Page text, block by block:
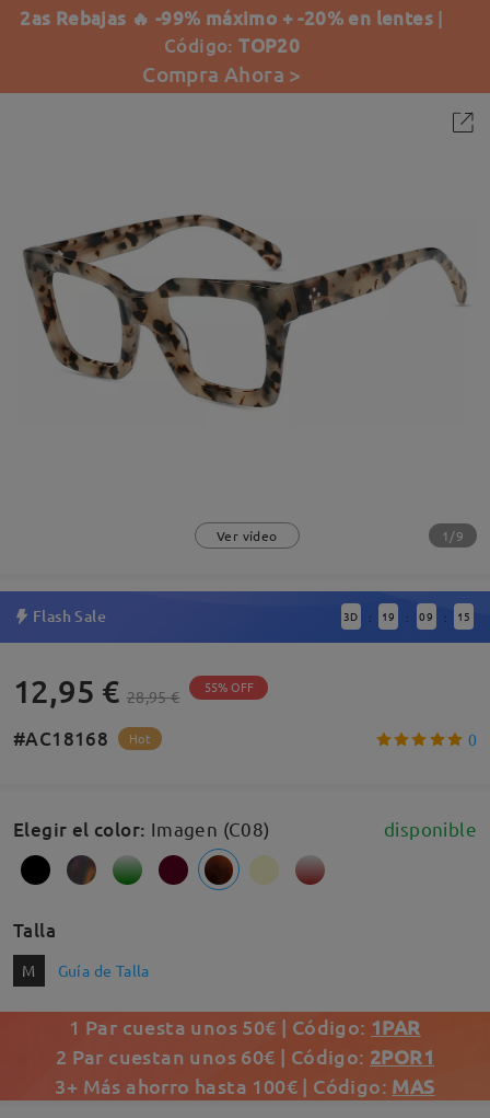
2as Rebajas 🔥 -99% máximo + -20% en lentes |
Código:TOP20
Compra Ahora >
Ver vídeo 1/9
Flash Sale 3D : 19 : 09 : 15
12,95 € 28,95 € 55% OFF
#AC18168 Hot 0
Elegir el color: Imagen (C08) disponible
Talla
M Guía de Talla
1 Par cuesta unos 50€ | Código: 1PAR
2 Par cuestan unos 60€ | Código: 2POR1
3+ Más ahorro hasta 100€ | Código: MAS